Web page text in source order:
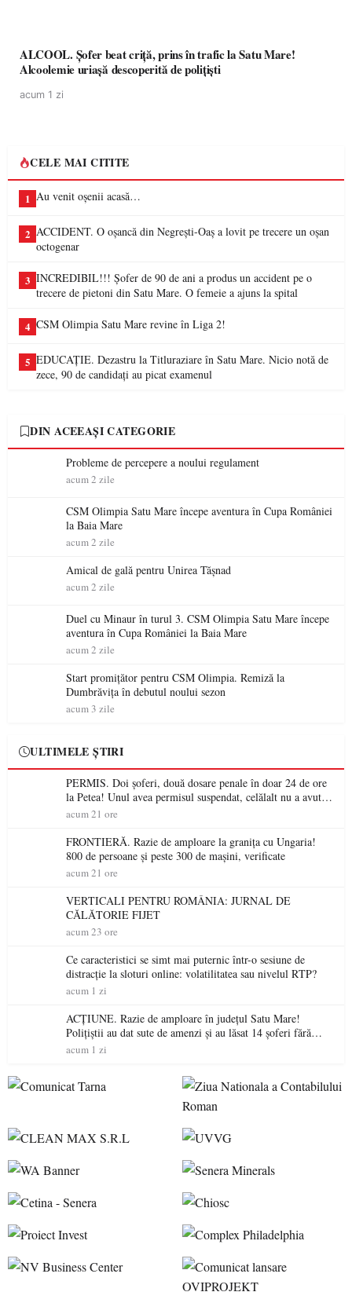
ALCOOL. Șofer beat criță, prins în trafic la Satu Mare!
Alcoolemie uriașă descoperită de polițiști
acum 1 zi
CELE MAI CITITE
1 Au venit oșenii acasă…
2 ACCIDENT. O oșancă din Negrești-Oaș a lovit pe trecere un oșan
octogenar
3 INCREDIBIL!!! Șofer de 90 de ani a produs un accident pe o
trecere de pietoni din Satu Mare. O femeie a ajuns la spital
4 CSM Olimpia Satu Mare revine în Liga 2!
5 EDUCAȚIE. Dezastru la Titluraziare în Satu Mare. Nicio notă de
zece, 90 de candidați au picat examenul
DIN ACEEAȘI CATEGORIE
Probleme de percepere a noului regulament
acum 2 zile
CSM Olimpia Satu Mare începe aventura în Cupa României
la Baia Mare
acum 2 zile
Amical de gală pentru Unirea Tășnad
acum 2 zile
Duel cu Minaur în turul 3. CSM Olimpia Satu Mare începe
aventura în Cupa României la Baia Mare
acum 2 zile
Start promițător pentru CSM Olimpia. Remiză la
Dumbrăvița în debutul noului sezon
acum 3 zile
ULTIMELE ȘTIRI
PERMIS. Doi șoferi, două dosare penale în doar 24 de ore
la Petea! Unul avea permisul suspendat, celălalt nu a avut
niciodată permis
acum 21 ore
FRONTIERĂ. Razie de amploare la granița cu Ungaria!
800 de persoane și peste 300 de mașini, verificate
acum 21 ore
VERTICALI PENTRU ROMÂNIA: JURNAL DE
CĂLĂTORIE FIJET
acum 23 ore
Ce caracteristici se simt mai puternic într-o sesiune de
distracție la sloturi online: volatilitatea sau nivelul RTP?
acum 1 zi
ACȚIUNE. Razie de amploare în județul Satu Mare!
Polițiștii au dat sute de amenzi și au lăsat 14 șoferi fără
permis într-o singură zi
acum 1 zi